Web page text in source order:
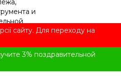
сайту. Для переходу на
3% поздравительной